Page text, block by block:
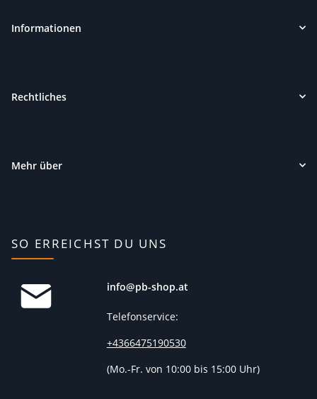
Informationen
Rechtliches
Mehr über
SO ERREICHST DU UNS
info@pb-shop.at
Telefonservice:
+4366475190530
(Mo.-Fr. von 10:00 bis 15:00 Uhr)